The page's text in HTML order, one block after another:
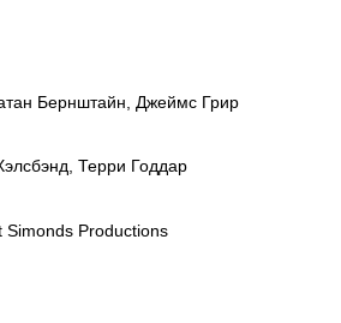
Бернштайн, Джеймс Грир
Терри Годдар
Simonds Productions